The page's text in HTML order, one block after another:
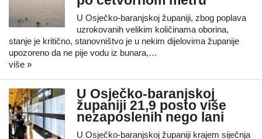
U Osječko-baranjskoj županiji, zbog poplava
uzrokovanih velikim količinama oborina,
stanje je kritično, stanovništvo je u nekim dijelovima županije
upozoreno da ne pije vodu iz bunara,…
više »
U Osječko-baranjskoj
županiji 21,9 posto više
nezaposlenih nego lani
U Osječko-baranjskoj županiji krajem siječnja